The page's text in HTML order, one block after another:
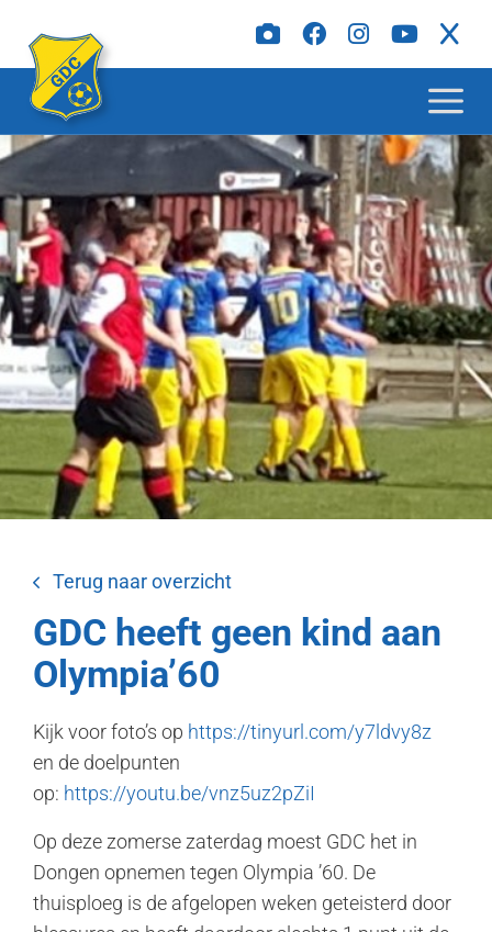
Terug naar overzicht
GDC heeft geen kind aan
Olympia’60
Kijk voor foto’s op https://tinyurl.com/y7ldvy8z
en de doelpunten
op: https://youtu.be/vnz5uz2pZiI
Op deze zomerse zaterdag moest GDC het in
Dongen opnemen tegen Olympia ’60. De
thuisploeg is de afgelopen weken geteisterd door